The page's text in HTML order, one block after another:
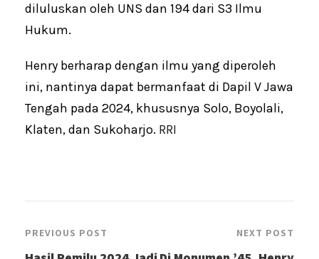
diluluskan oleh UNS dan 194 dari S3 Ilmu
Hukum.
Henry berharap dengan ilmu yang diperoleh
ini, nantinya dapat bermanfaat di Dapil V Jawa
Tengah pada 2024, khususnya Solo, Boyolali,
Klaten, dan Sukoharjo. RRI
PREVIOUS POST NEXT POST